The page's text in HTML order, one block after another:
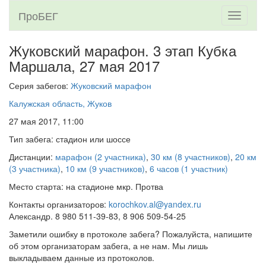
Toggle
ПроБЕГ
Жуковский марафон. 3 этап Кубка
Маршала, 27 мая 2017
Серия забегов: Жуковский марафон
Калужская область, Жуков
27 мая 2017, 11:00
Тип забега: стадион или шоссе
Дистанции: марафон (2 участника), 30 км (8 участников), 20 км
(3 участника), 10 км (9 участников), 6 часов (1 участник)
Место старта: на стадионе мкр. Протва
Контакты организаторов: korochkov.al@yandex.ru
Александр. 8 980 511-39-83, 8 906 509-54-25
Заметили ошибку в протоколе забега? Пожалуйста, напишите
об этом организаторам забега, а не нам. Мы лишь
выкладываем данные из протоколов.